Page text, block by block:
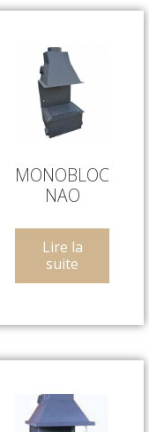
MONOBLOC
NAO
Lire la
suite